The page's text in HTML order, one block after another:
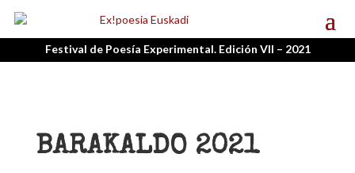
Festival de Poesía Experimental. Edición VII – 2021
BARAKALDO 2021